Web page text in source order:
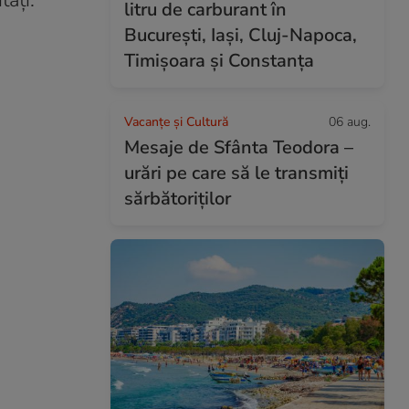
litru de carburant în
București, Iași, Cluj-Napoca,
Timișoara și Constanța
Vacanțe și Cultură 06 aug.
Mesaje de Sfânta Teodora –
urări pe care să le transmiți
sărbătoriților